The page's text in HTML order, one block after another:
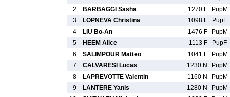
2
BARBAGGI Sasha 1270 F
PupM
3
LOPNEVA Christina 1098 F
PupF
4
LIU Bo-An 1476 F
PupM
5
HEEM Alice 1113 F
PupF
6
SALIMPOUR Matteo 1041 F
PupM
7
CALVARESI Lucas 1230 N
PupM
8
LAPREVOTTE Valentin 1160 N
PupM
9
LANTERE Yanis 1280 N
PupM